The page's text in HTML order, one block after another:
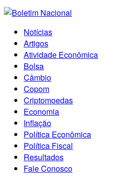
Notícias
Artigos
Atividade Econômica
Bolsa
Câmbio
Copom
Criptomoedas
Economia
Inflação
Política Econômica
Política Fiscal
Resultados
Fale Conosco